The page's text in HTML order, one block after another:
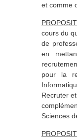
et comme
cours du
de
en
pour la
Recruter
Sciences